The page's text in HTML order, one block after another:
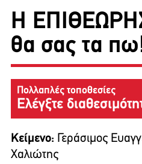
Η
θα σας τα
Πολλαπλές τοποθεσίες
Ελέγξτε
Κείμενο: Γεράσιμος
Χαλιώτης